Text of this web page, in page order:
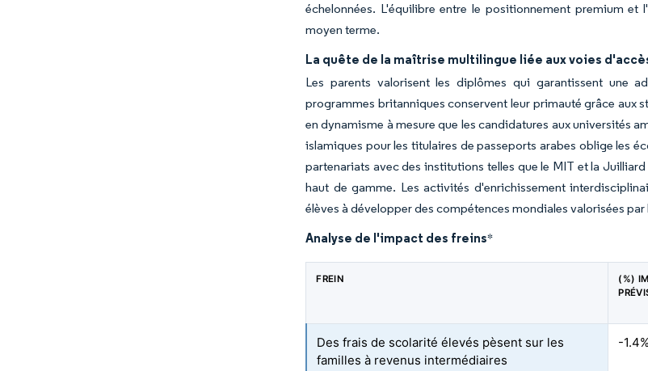
échelonnées. L'équilibre entre le positionnement premium
moyen terme.
La quête de la maîtrise multilingue liée aux voies
Les parents valorisent les diplômes qui garantissent une
programmes britanniques conservent leur primauté grâce aux
en dynamisme à mesure que les candidatures aux universités
islamiques pour les titulaires de passeports arabes oblige les
partenariats avec des institutions telles que le MIT et la
haut de gamme. Les activités d'enrichissement
élèves à développer des compétences mondiales valorisées
Analyse de l'impact des freins*
FREIN
(%)
Des frais de scolarité élevés pèsent sur les
familles à revenus intermédiaires
-1.4%